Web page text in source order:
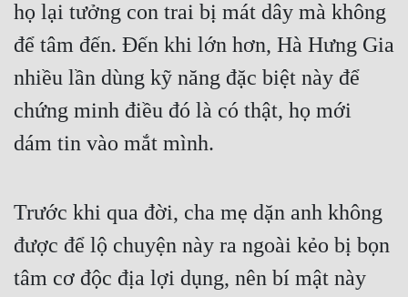
họ lại tưởng con trai bị mát dây mà không
để tâm đến. Đến khi lớn hơn, Hà Hưng Gia
nhiều lần dùng kỹ năng đặc biệt này để
chứng minh điều đó là có thật, họ mới
dám tin vào mắt mình.
Trước khi qua đời, cha mẹ dặn anh không
được để lộ chuyện này ra ngoài kẻo bị bọn
tâm cơ độc địa lợi dụng, nên bí mật này